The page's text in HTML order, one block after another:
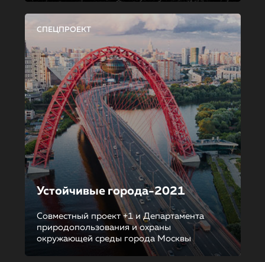
СПЕЦПРОЕКТ
Устойчивые города-2021
Совместный проект +1 и Департамента
природопользования и охраны
окружающей среды города Москвы